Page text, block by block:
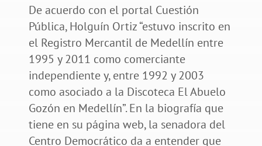
De acuerdo con el portal Cuestión
Pública, Holguín Ortiz “estuvo inscrito en
el Registro Mercantil de Medellín entre
1995 y 2011 como comerciante
independiente y, entre 1992 y 2003
como asociado a la Discoteca El Abuelo
Gozón en Medellín”. En la biografía que
tiene en su página web, la senadora del
Centro Democrático da a entender que